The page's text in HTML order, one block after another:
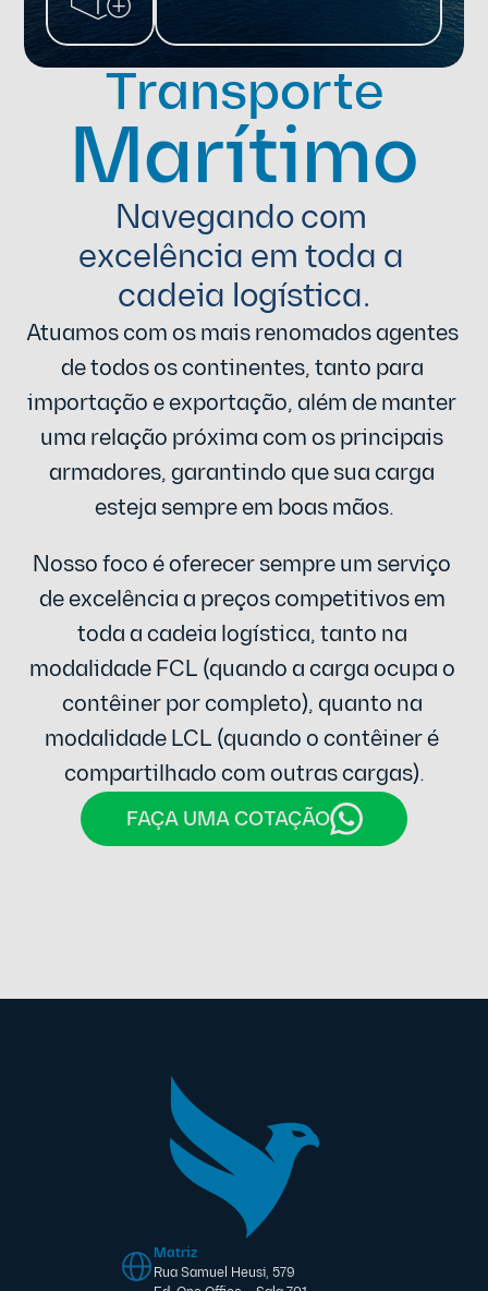
Transporte
Marítimo
Navegando com
excelência em toda a
cadeia logística.
Atuamos com os mais renomados agentes
de todos os continentes, tanto para
importação e exportação, além de manter
uma relação próxima com os principais
armadores, garantindo que sua carga
esteja sempre em boas mãos.
Nosso foco é oferecer sempre um serviço
de excelência a preços competitivos em
toda a cadeia logística, tanto na
modalidade FCL (quando a carga ocupa o
contêiner por completo), quanto na
modalidade LCL (quando o contêiner é
compartilhado com outras cargas).
FAÇA UMA COTAÇÃO
Matriz
Rua Samuel Heusi, 579